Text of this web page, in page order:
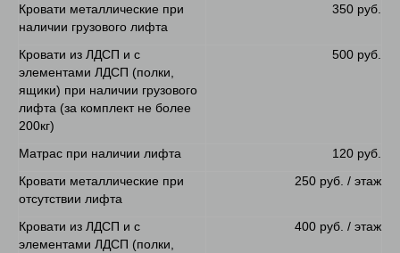
Кровати металлические при
наличии грузового лифта
350 руб.
Кровати из ЛДСП и с
элементами ЛДСП (полки,
ящики) при наличии грузового
лифта (за комплект не более
200кг)
500 руб.
Матрас при наличии лифта
120 руб.
Кровати металлические при
отсутствии лифта
250 руб. / этаж
Кровати из ЛДСП и с
элементами ЛДСП (полки,
400 руб. / этаж